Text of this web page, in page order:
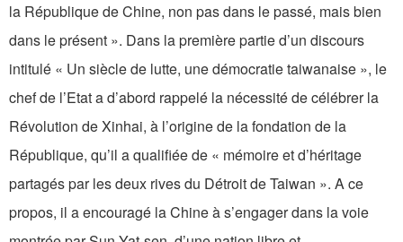
la République de Chine, non pas dans le passé, mais bien
dans le présent ». Dans la première partie d’un discours
intitulé « Un siècle de lutte, une démocratie taiwanaise », le
chef de l’Etat a d’abord rappelé la nécessité de célébrer la
Révolution de Xinhai, à l’origine de la fondation de la
République, qu’il a qualifiée de « mémoire et d’héritage
partagés par les deux rives du Détroit de Taiwan ». A ce
propos, il a encouragé la Chine à s’engager dans la voie